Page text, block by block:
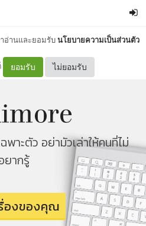
อ่านและยอมรับนโยบายความเป็นส่วนตัว
ยอมรับ ไม่ยอมรับ
พาะตัว อย่ามัวเล่าให้คนที่ไม่
ยากรู้
องของคุณ